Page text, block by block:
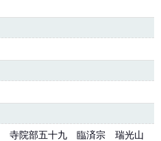
寺院部五十九 臨済宗 瑞光山